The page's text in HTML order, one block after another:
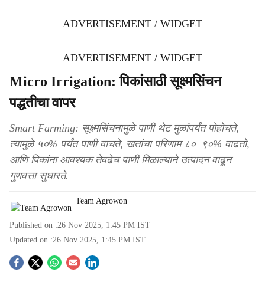
ADVERTISEMENT / WIDGET
ADVERTISEMENT / WIDGET
Micro Irrigation: पिकांसाठी सूक्ष्मसिंचन
पद्धतीचा वापर
Smart Farming: सूक्ष्मसिंचनामुळे पाणी थेट मुळांपर्यंत पोहोचते,
त्यामुळे ५०% पर्यंत पाणी वाचते, खतांचा परिणाम ८०–९०% वाढतो,
आणि पिकांना आवश्यक तेवढेच पाणी मिळाल्याने उत्पादन वाढून
गुणवत्ता सुधारते.
Team Agrowon
Published on :26 Nov 2025, 1:45 PM IST
Updated on :26 Nov 2025, 1:45 PM IST
S